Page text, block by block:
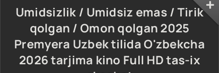
Umidsizlik / Umidsiz emas / Tirik
qolgan / Omon qolgan 2025
Premyera Uzbek tilida O'zbekcha
2026 tarjima kino Full HD tas-ix